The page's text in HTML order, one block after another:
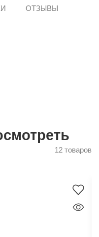
ОТЗЫВЫ
12 товаров